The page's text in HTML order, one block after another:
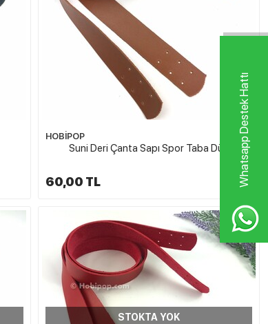
Whatsapp Destek Hattı
HOBİPOP
Suni Deri Çanta Sapı Spor Taba Düz
60,00 TL
STOKTA YOK